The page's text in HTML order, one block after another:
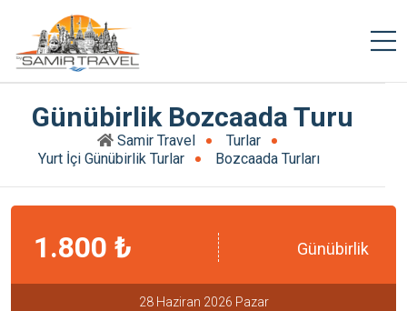
Günübirlik Bozcaada Turu
Samir Travel
Turlar
Yurt İçi Günübirlik Turlar
Bozcaada Turları
1.800 ₺ Günübirlik
28 Haziran 2026 Pazar